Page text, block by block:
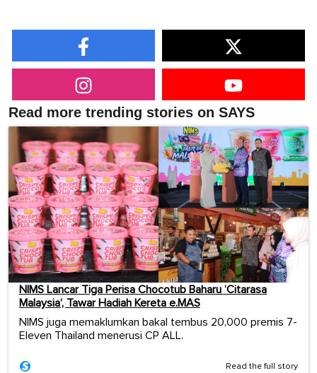
Read more trending stories on SAYS
NIMS Lancar Tiga Perisa Chocotub Baharu ‘Citarasa
Malaysia’, Tawar Hadiah Kereta e.MAS
NIMS juga memaklumkan bakal tembus 20,000 premis 7-
Eleven Thailand menerusi CP ALL.
Read the full story